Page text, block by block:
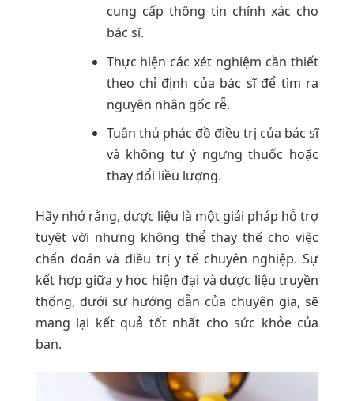
cung cấp thông tin chính xác cho
bác sĩ.
Thực hiện các xét nghiệm cần thiết
theo chỉ định của bác sĩ để tìm ra
nguyên nhân gốc rễ.
Tuân thủ phác đồ điều trị của bác sĩ
và không tự ý ngưng thuốc hoặc
thay đổi liều lượng.
Hãy nhớ rằng, dược liệu là một giải pháp hỗ trợ
tuyệt vời nhưng không thể thay thế cho việc
chẩn đoán và điều trị y tế chuyên nghiệp. Sự
kết hợp giữa y học hiện đại và dược liệu truyền
thống, dưới sự hướng dẫn của chuyên gia, sẽ
mang lại kết quả tốt nhất cho sức khỏe của
bạn.